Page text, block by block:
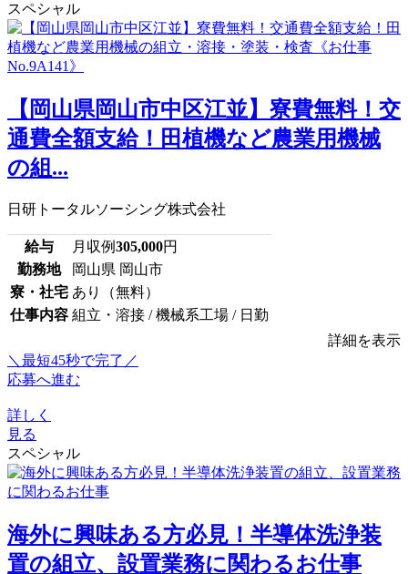
スペシャル
【岡山県岡山市中区江並】寮費無料！交
通費全額支給！田植機など農業用機械
の組...
日研トータルソーシング株式会社
給与 月収例305,000円
勤務地
岡山県 岡山市
寮・社宅 あり（無料）
仕事内容 組立・溶接 / 機械系工場 / 日勤
詳細を表示
＼最短45秒で完了／
応募へ進む
詳しく
見る
スペシャル
海外に興味ある方必見！半導体洗浄装
置の組立、設置業務に関わるお仕事